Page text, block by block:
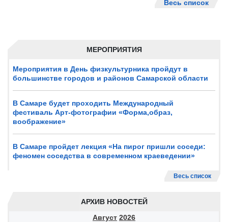
МЕРОПРИЯТИЯ
Мероприятия в День физкультурника пройдут в
большинстве городов и районов Самарской области
В Самаре будет проходить Международный
фестиваль Арт-фотографии «Форма,образ,
воображение»
В Самаре пройдет лекция «На пирог пришли соседи:
феномен соседства в современном краеведении»
Весь список
АРХИВ НОВОСТЕЙ
Август 2026
Весь список